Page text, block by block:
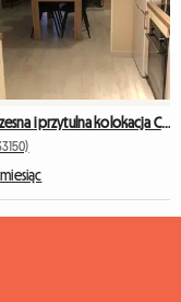
Nowoczesna i przytulna kolokacja Cenon/Bastide – dostępne 2 pokoje